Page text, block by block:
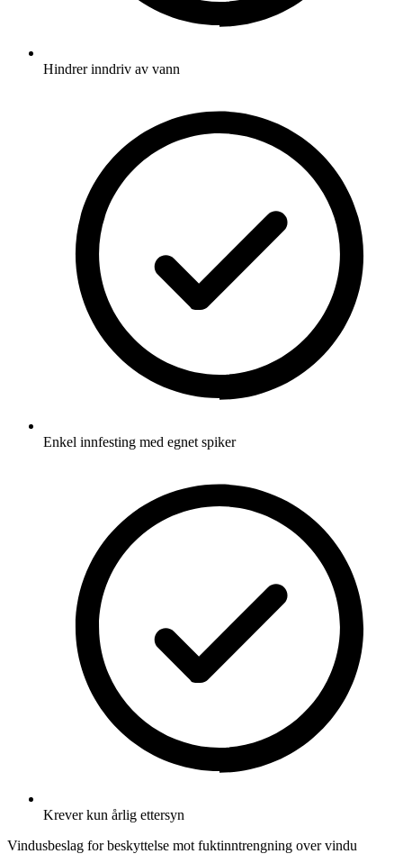
Hindrer inndriv av vann
Enkel innfesting med egnet spiker
Krever kun årlig ettersyn
Vindusbeslag for beskyttelse mot fuktinntrengning over vindu